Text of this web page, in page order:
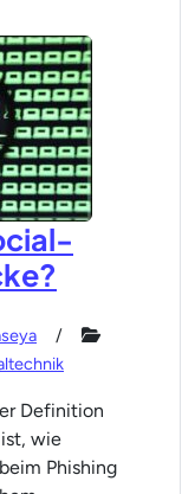
Definition
wie
Phishing